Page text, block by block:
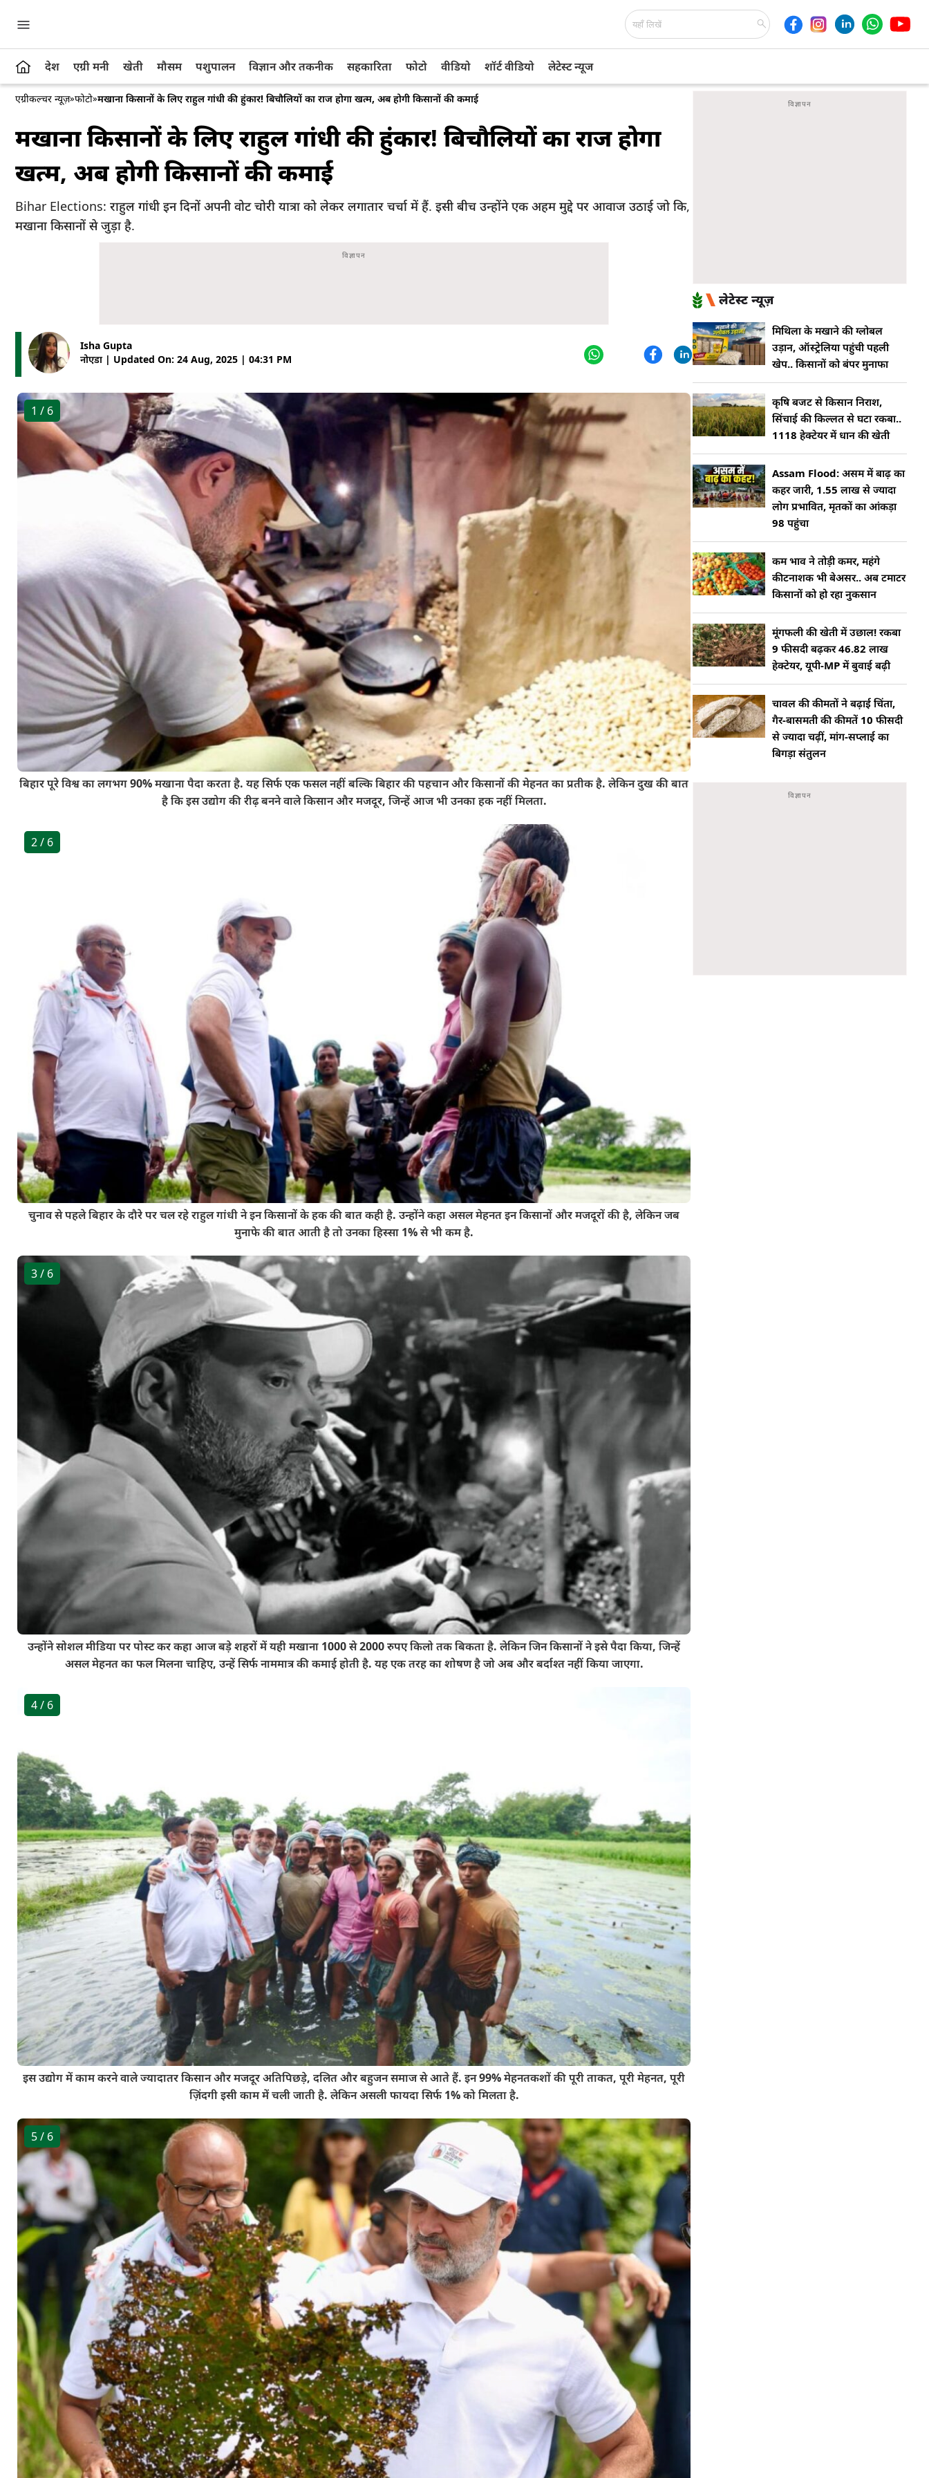
देश एग्री मनी खेती मौसम पशुपालन विज्ञान और तकनीक सहकारिता फोटो वीडियो शॉर्ट वीडियो लेटेस्ट न्यूज
एग्रीकल्चर न्यूज़»फोटो»मखाना किसानों के लिए राहुल गांधी की हुंकार! बिचौलियों का राज होगा खत्म, अब होगी किसानों की कमाई
मखाना किसानों के लिए राहुल गांधी की हुंकार! बिचौलियों का राज होगा
खत्म, अब होगी किसानों की कमाई
Bihar Elections: राहुल गांधी इन दिनों अपनी वोट चोरी यात्रा को लेकर लगातार चर्चा में हैं. इसी बीच उन्होंने एक अहम मुद्दे पर आवाज उठाई जो कि,
मखाना किसानों से जुड़ा है.
Isha Gupta
नोएडा | Updated On: 24 Aug, 2025 | 04:31 PM
1 / 6
बिहार पूरे विश्व का लगभग 90% मखाना पैदा करता है. यह सिर्फ एक फसल नहीं बल्कि बिहार की पहचान और किसानों की मेहनत का प्रतीक है. लेकिन दुख की बात
है कि इस उद्योग की रीढ़ बनने वाले किसान और मजदूर, जिन्हें आज भी उनका हक नहीं मिलता.
2/ 6
चुनाव से पहले बिहार के दौरे पर चल रहे राहुल गांधी ने इन किसानों के हक की बात कही है. उन्होंने कहा असल मेहनत इन किसानों और मजदूरों की है, लेकिन जब
मुनाफे की बात आती है तो उनका हिस्सा 1% से भी कम है.
3/ 6
उन्होंने सोशल मीडिया पर पोस्ट कर कहा आज बड़े शहरों में यही मखाना 1000 से 2000 रुपए किलो तक बिकता है. लेकिन जिन किसानों ने इसे पैदा किया, जिन्हें
असल मेहनत का फल मिलना चाहिए, उन्हें सिर्फ नाममात्र की कमाई होती है. यह एक तरह का शोषण है जो अब और बर्दाश्त नहीं किया जाएगा.
4/ 6
इस उद्योग में काम करने वाले ज्यादातर किसान और मजदूर अतिपिछड़े, दलित और बहुजन समाज से आते हैं. इन 99% मेहनतकशों की पूरी ताकत, पूरी मेहनत, पूरी
ज़िंदगी इसी काम में चली जाती है. लेकिन असली फायदा सिर्फ 1% को मिलता है.
5/ 6
लेटेस्ट न्यूज़
मिथिला के मखाने की ग्लोबल
उड़ान, ऑस्ट्रेलिया पहुंची पहली
खेप.. किसानों को बंपर मुनाफा
कृषि बजट से किसान निराश,
सिंचाई की किल्लत से घटा रकबा..
1118 हेक्टेयर में धान की खेती
Assam Flood: असम में बाढ़ का
कहर जारी, 1.55 लाख से ज्यादा
लोग प्रभावित, मृतकों का आंकड़ा
98 पहुंचा
कम भाव ने तोड़ी कमर, महंगे
कीटनाशक भी बेअसर.. अब टमाटर
किसानों को हो रहा नुकसान
मूंगफली की खेती में उछाल! रकबा
9 फीसदी बढ़कर 46.82 लाख
हेक्टेयर, यूपी-MP में बुवाई बढ़ी
चावल की कीमतों ने बढ़ाई चिंता,
गैर-बासमती की कीमतें 10 फीसदी
से ज्यादा चढ़ीं, मांग-सप्लाई का
बिगड़ा संतुलन